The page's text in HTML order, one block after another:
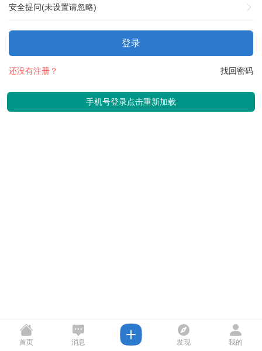
安全提问(未设置请忽略)
登录
找回密码
还没有注册？
手机号登录点击重新加载
首页 消息 发现 我的